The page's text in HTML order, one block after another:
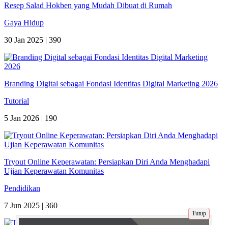
Resep Salad Hokben yang Mudah Dibuat di Rumah
Gaya Hidup
30 Jan 2025 | 390
Branding Digital sebagai Fondasi Identitas Digital Marketing 2026
Tutorial
5 Jan 2026 | 190
Tryout Online Keperawatan: Persiapkan Diri Anda Menghadapi
Ujian Keperawatan Komunitas
Pendidikan
7 Jun 2025 | 360
Tutup